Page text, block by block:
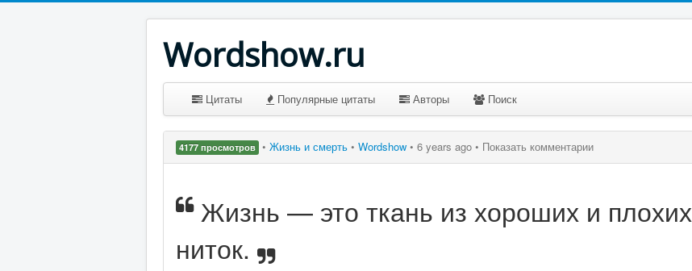
Wordshow.ru
Цитаты Популярные цитаты Авторы Поиск
4177 просмотров • Жизнь и смерть • Wordshow • 6 years ago • Показать комментарии
Жизнь — это ткань из хороших и плохих
ниток.